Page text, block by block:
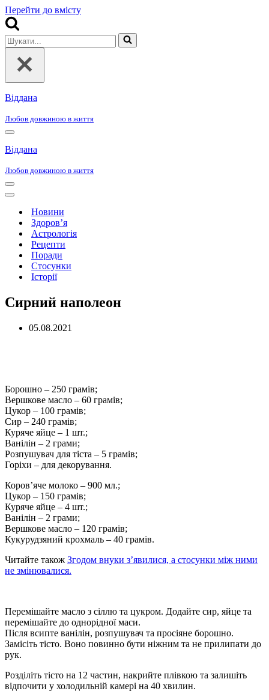
Перейти до вмісту
Шукати...
Віддана
Любов довжиною в життя
Меню
навігації
Віддана
Любов довжиною в життя
Меню
навігації
Меню
навігаціїНовини
Здоров’я
Астрологія
Рецепти
Поради
Стосунки
Історії
Сирний наполеон
05.08.2021
Борошно – 250 грамів;
Вершкове масло – 60 грамів;
Цукор – 100 грамів;
Сир – 240 грамів;
Куряче яйце – 1 шт.;
Ванілін – 2 грами;
Розпушувач для тіста – 5 грамів;
Горіхи – для декорування.
Коров’яче молоко – 900 мл.;
Цукор – 150 грамів;
Куряче яйце – 4 шт.;
Ванілін – 2 грами;
Вершкове масло – 120 грамів;
Кукурудзяний крохмаль – 40 грамів.
Читайте також Згодом внуки з’явилися, а стосунки між ними
не змінювалися.
Перемішайте масло з сіллю та цукром. Додайте сир, яйце та
перемішайте до однорідної маси.
Після всипте ванілін, розпушувач та просіяне борошно.
Замісіть тісто. Воно повинно бути ніжним та не прилипати до
рук.
Розділіть тісто на 12 частин, накрийте плівкою та залишіть
відпочити у холодильній камері на 40 хвилин.